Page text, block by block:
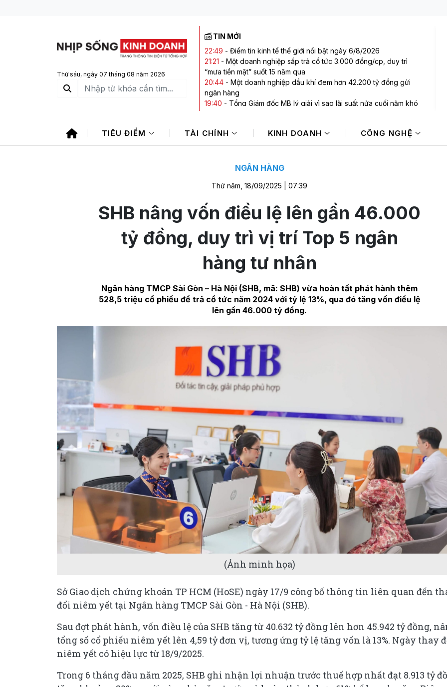
Thứ sáu, ngày 07 tháng 08 năm 2026
TIN MỚI
22:49 - Điểm tin kinh tế thế giới nổi bật ngày 6/8/2026
21:21 - Một doanh nghiệp sắp trả cổ tức 3.000 đồng/cp, duy trì
“mưa tiền mặt” suốt 15 năm qua
20:44 - Một doanh nghiệp dầu khí đem hơn 42.200 tỷ đồng gửi
ngân hàng
19:40 - Tổng Giám đốc MB lý giải vì sao lãi suất nửa cuối năm khó
sản với slogan nổi tiếng “có làm thì mới có ăn”
17:45-Một cổ phiếu bị tự doanh CTCK bán ròng 200 tỷ đồng
TIÊU ĐIỂM TÀI CHÍNH KINH DOANH CÔNG NGHỆ
NGÂN HÀNG
Thứ năm, 18/09/2025 | 07:39
SHB nâng vốn điều lệ lên gần 46.000
tỷ đồng, duy trì vị trí Top 5 ngân
hàng tư nhân
Ngân hàng TMCP Sài Gòn – Hà Nội (SHB, mã: SHB) vừa hoàn tất phát hành thêm
528,5 triệu cổ phiếu để trả cổ tức năm 2024 với tỷ lệ 13%, qua đó tăng vốn điều lệ
lên gần 46.000 tỷ đồng.
(Ảnh minh họa)
Sở Giao dịch chứng khoán TP HCM (HoSE) ngày 17/9 công bố thông tin liên quan đến
đổi niêm yết tại Ngân hàng TMCP Sài Gòn - Hà Nội (SHB).
Sau đợt phát hành, vốn điều lệ của SHB tăng từ 40.632 tỷ đồng lên hơn 45.942 tỷ đồng,
tổng số cổ phiếu niêm yết lên 4,59 tỷ đơn vị, tương ứng tỷ lệ tăng vốn là 13%. Ngày thay
niêm yết có hiệu lực từ 18/9/2025.
Trong 6 tháng đầu năm 2025, SHB ghi nhận lợi nhuận trước thuế hợp nhất đạt 8.913 tỷ